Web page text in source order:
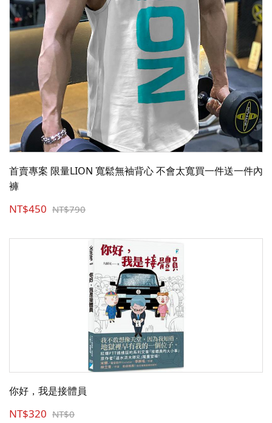
首賣專案 限量LION 寬鬆無袖背心 不會太寬買一件送一件內
褲
NT$450 NT$790
你好，我是接體員
NT$320 NT$0